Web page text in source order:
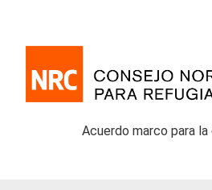
Acuerdo marco para